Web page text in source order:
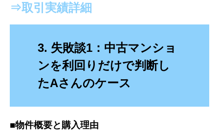
⇒取引実績詳細
3. 失敗談1：中古マンショ
ンを利回りだけで判断し
たAさんのケース
■物件概要と購入理由